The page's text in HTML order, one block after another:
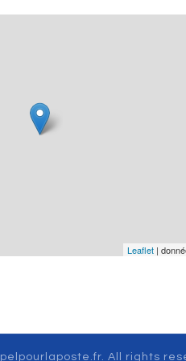
Leaflet |
All rights